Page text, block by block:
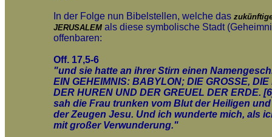
In der Folge nun Bibelstellen, welche das
JERUSALEM als diese symbolische Stadt
offenbaren:
Off. 17,5-6
"und sie hatte an ihrer Stirn einen
EIN GEHEIMNIS: BABYLON; DIE GROSSE, DIE
DER HUREN UND DER GREUEL DER ERDE.
sah die Frau trunken vom Blut der Heiligen
der Zeugen Jesu. Und ich wunderte mich, als
mit großer Verwunderung."